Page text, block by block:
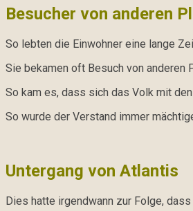
Besucher von anderen
So lebten die Einwohner eine lange
Sie bekamen oft Besuch von anderen
So kam es, dass sich das Volk mit
So wurde der Verstand immer
Untergang von Atlantis
Dies hatte irgendwann zur Folge,